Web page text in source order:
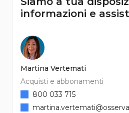
informazioni e
Martina Vertemati
Acquisti e abbonamenti
800 033 715